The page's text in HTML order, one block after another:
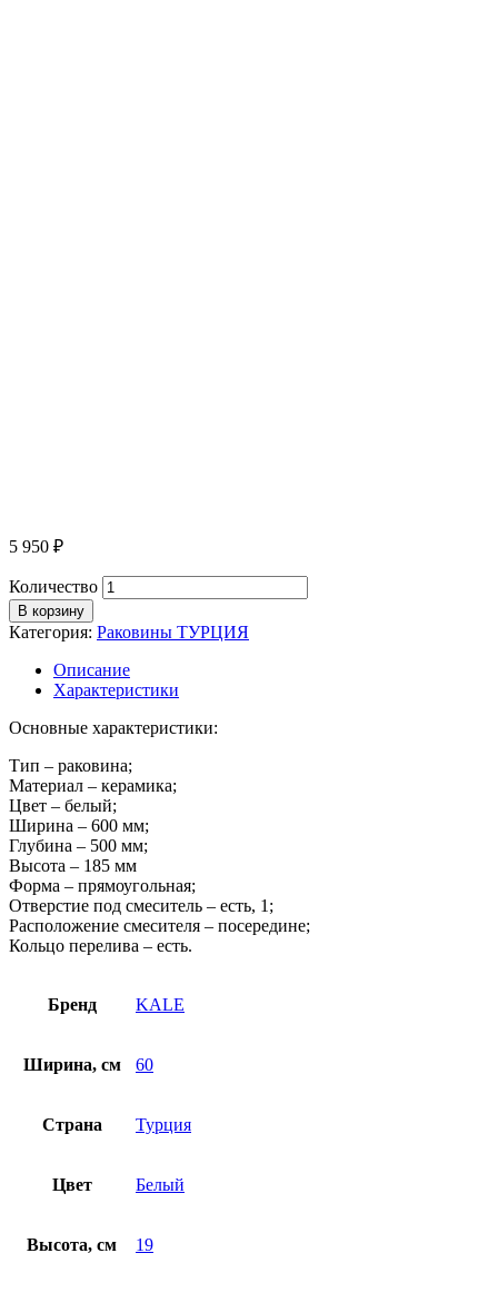
5 950 ₽
Количество
В корзину
Категория: Раковины ТУРЦИЯ
Описание
Характеристики
Основные характеристики:
Тип – раковина;
Материал – керамика;
Цвет – белый;
Ширина – 600 мм;
Глубина – 500 мм;
Высота – 185 мм
Форма – прямоугольная;
Отверстие под смеситель – есть, 1;
Расположение смесителя – посередине;
Кольцо перелива – есть.
Бренд KALE
Ширина, см 60
Страна Турция
Цвет Белый
Высота, см 19